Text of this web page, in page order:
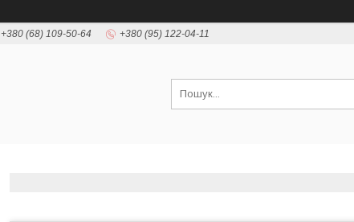
+380 (68) 109-50-64 +380 (95) 122-04-11